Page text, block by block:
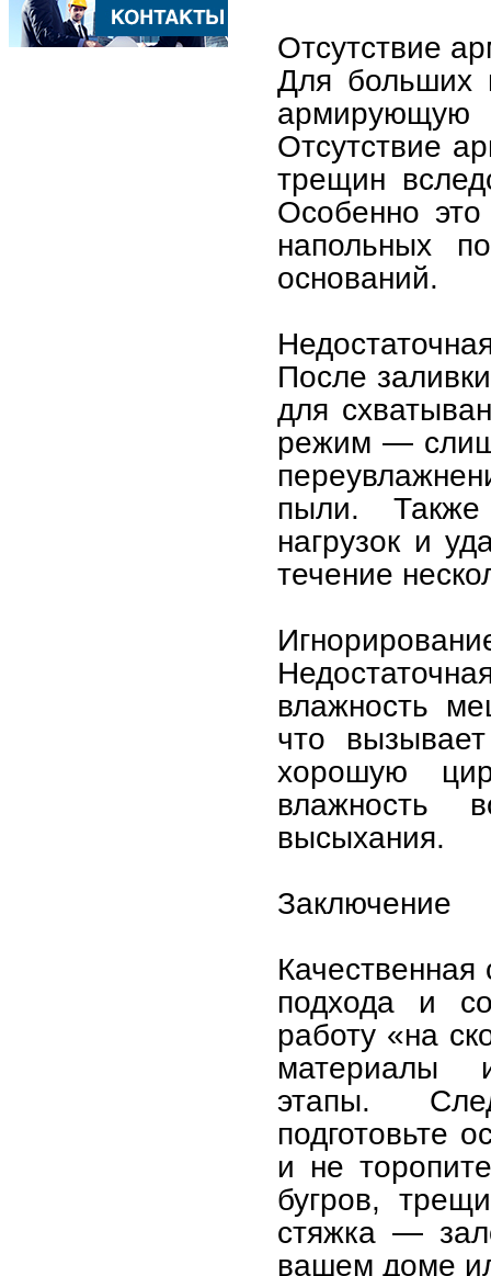
Отсутствие
Для больших
армирующую
Отсутствие
трещин
Особенно
напольных
оснований.
После
для
режим —
пыли. Также
нагрузок и
течение
влажность
что
хорошую
влажность
высыхания.
Заключение
подхода и
работу «на
материалы
этапы.
подготовьте
и не
бугров,
стяжка —
вашем доме